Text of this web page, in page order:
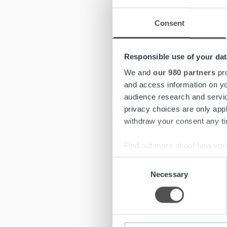
Consent
Responsible use of your
We and our 980 partners
and access information on
audience research and
privacy choices are only
withdraw your consent any
Find out more about how
We use cookies to
other information that
Necessary
Delta
Vem
För att
av att
ledare
fatta
Som